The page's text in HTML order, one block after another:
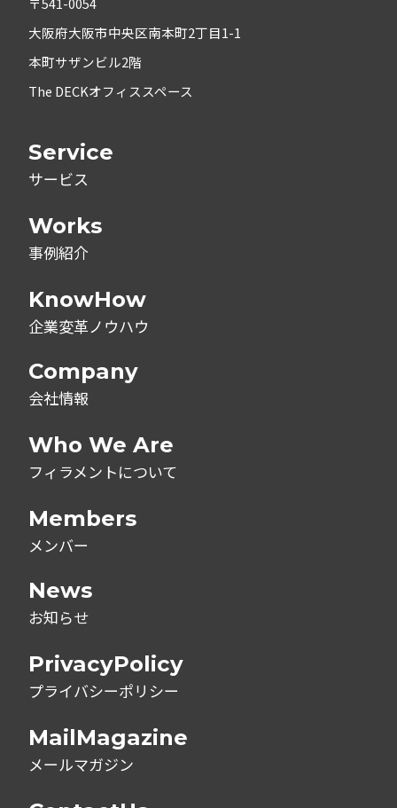
大阪府大阪市中央区南本町2丁目1-1
本町サザンビル2階
The DECKオフィススペース
Service
サービス
Works
事例紹介
KnowHow
企業変革ノウハウ
Company
会社情報
Who We Are
フィラメントについて
Members
メンバー
News
お知らせ
PrivacyPolicy
プライバシーポリシー
MailMagazine
メールマガジン